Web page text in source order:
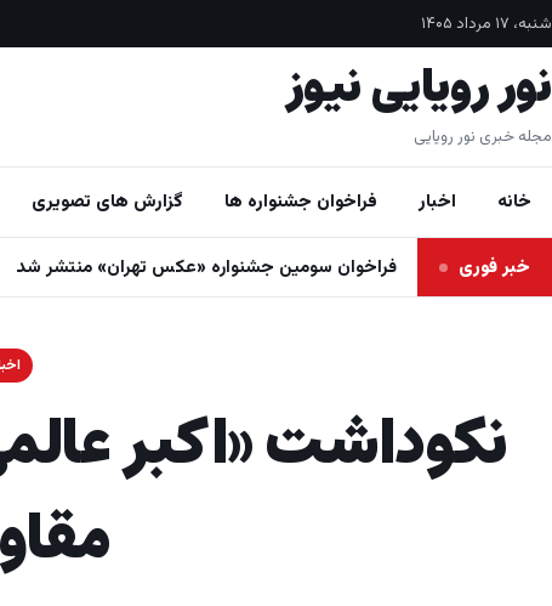
رفتن به محتوا
شنبه، ۱۷ مرداد ۱۴۰۵
نور رویایی نیوز
مجله خبری نور رویایی
خانه اخبار فراخوان جشنواره ها گزارش های تصویری
خبر فوری فراخوان سومین جشنواره «عکس تهران» منتشر شد
نکوداشت «اکبر